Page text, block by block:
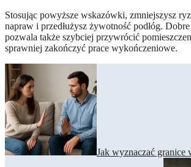
Stosując powyższe wskazówki, zmniejszysz
napraw i przedłużysz żywotność podłóg.
pozwala także szybciej przywrócić
sprawniej zakończyć prace wykończeniowe.
Nawigacja
wpisu
Jak wyznaczać granice